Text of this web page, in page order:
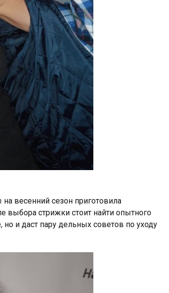
весенний сезон приготовила
выбора стрижки стоит найти опытного
и даст пару дельных советов по уходу